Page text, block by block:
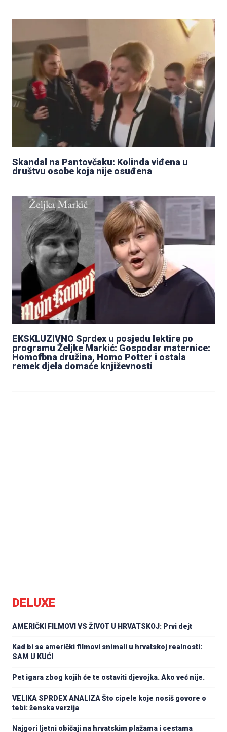
Skandal na Pantovčaku: Kolinda viđena u
društvu osobe koja nije osuđena
EKSKLUZIVNO Sprdex u posjedu lektire po
programu Željke Markić: Gospodar maternice:
Homofbna družina, Homo Potter i ostala
remek djela domaće književnosti
DELUXE
AMERIČKI FILMOVI VS ŽIVOT U HRVATSKOJ: Prvi dejt
Kad bi se američki filmovi snimali u hrvatskoj realnosti:
SAM U KUĆI
Pet igara zbog kojih će te ostaviti djevojka. Ako već nije.
VELIKA SPRDEX ANALIZA Što cipele koje nosiš govore o
tebi: ženska verzija
Najgori ljetni običaji na hrvatskim plažama i cestama